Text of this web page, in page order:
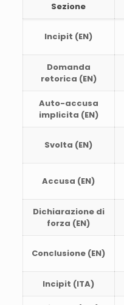
Sezione
Incipit (EN)
Domanda
retorica (EN)
Auto-accusa
implicita (EN)
Svolta (EN)
Accusa (EN)
Dichiarazione di
forza (EN)
Conclusione (EN)
Incipit (ITA)